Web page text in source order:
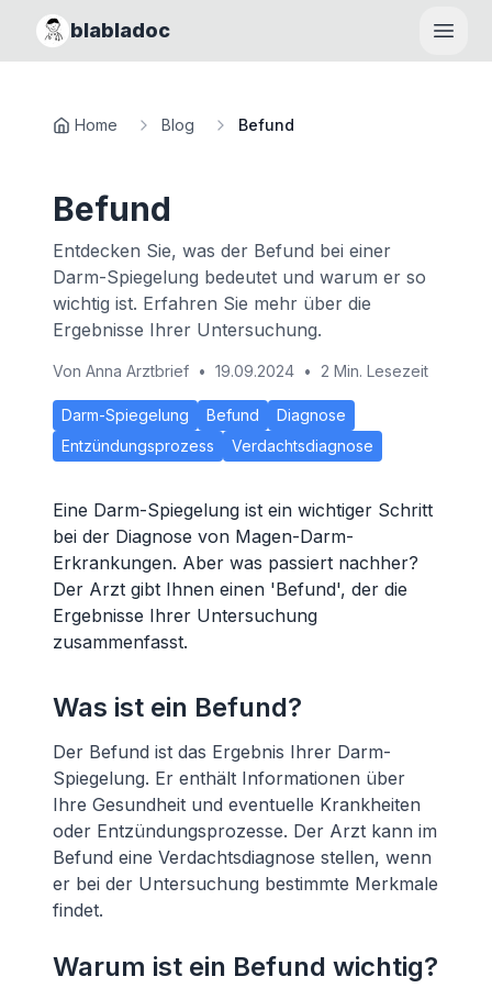
blabladoc
Home Blog Befund
Befund
Entdecken Sie, was der Befund bei einer
Darm-Spiegelung bedeutet und warum er so
wichtig ist. Erfahren Sie mehr über die
Ergebnisse Ihrer Untersuchung.
Von Anna Arztbrief • 19.09.2024 • 2 Min. Lesezeit
Darm-Spiegelung Befund
Diagnose
Entzündungsprozess
Verdachtsdiagnose
Eine Darm-Spiegelung ist ein wichtiger Schritt
bei der Diagnose von Magen-Darm-
Erkrankungen. Aber was passiert nachher?
Der Arzt gibt Ihnen einen 'Befund', der die
Ergebnisse Ihrer Untersuchung
zusammenfasst.
Was ist ein Befund?
Der Befund ist das Ergebnis Ihrer Darm-
Spiegelung. Er enthält Informationen über
Ihre Gesundheit und eventuelle Krankheiten
oder Entzündungsprozesse. Der Arzt kann im
Befund eine Verdachtsdiagnose stellen, wenn
er bei der Untersuchung bestimmte Merkmale
findet.
Warum ist ein Befund wichtig?